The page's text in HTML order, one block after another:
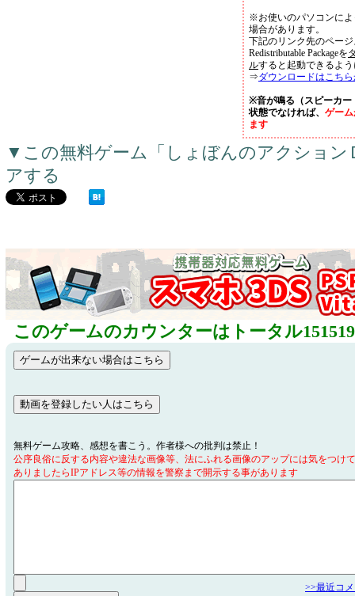
※お使いのパソコンに
場合があります。
下記のリンク先のページ
Redistributable Packageを
ルすると起動できるよ
⇒ダウンロードはこち
※音が鳴る（スピーカー
状態でなければ、 ゲー
ます
▼この無料ゲーム「しょぼんのアクション
アする
このゲームのカウンターはトータル
無料ゲーム攻略、感想を書こう。作者様への批判は禁止！
公序良俗に反する内容や違法な画像等、法にふれる画像のアップには気をつけ
ありましたらIPアドレス等の情報を警察まで開示する事があります
>>最近コ